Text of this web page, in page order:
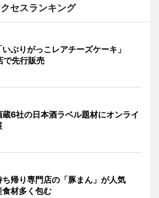
セスランキング
いぶりがっこレアチーズケーキ」
で先行販売
蔵6社の日本酒ラベル題材にオンライ
ち帰り専門店の「豚まん」が人気
材多く包む